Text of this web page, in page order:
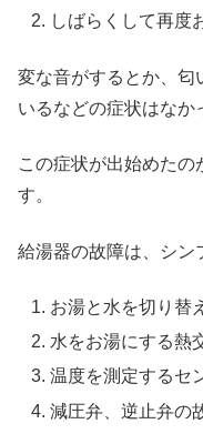
しばらくして再度
変な音がするとか、匂
いるなどの症状はなか
この症状が出始めた
す。
給湯器の故障は、シン
お湯と水を切り替
水をお湯にする熱
温度を測定するセ
減圧弁、逆止弁の